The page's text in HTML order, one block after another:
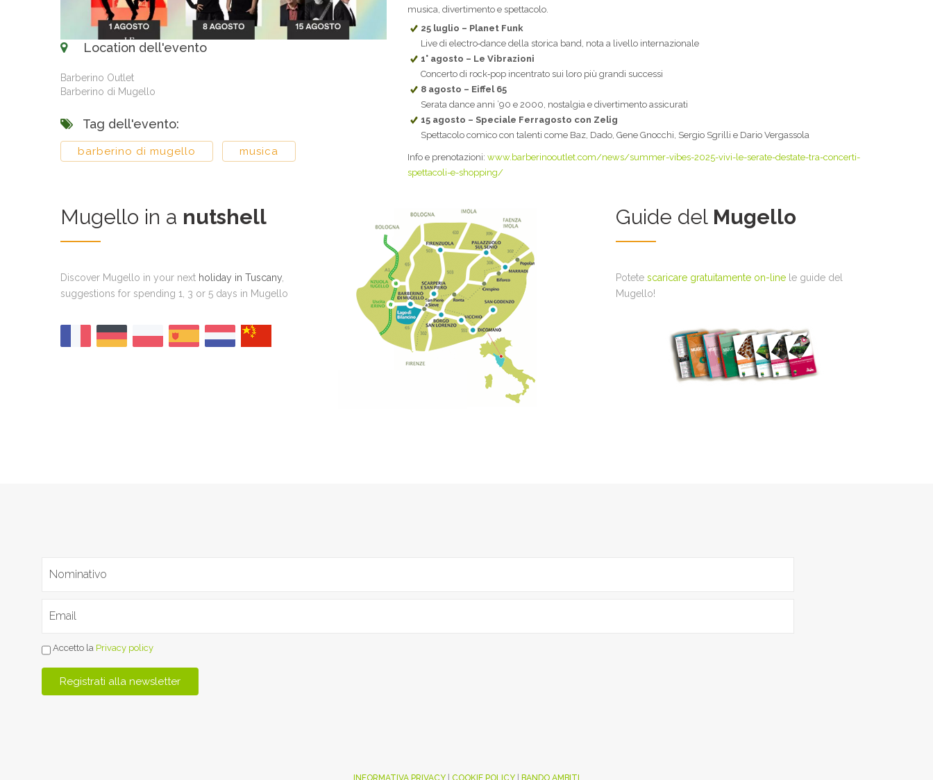
Location dell'evento
Barberino Outlet
Barberino di Mugello
Tag dell'evento:
barberino di mugello musica
musica, divertimento e spettacolo.
25 luglio – Planet Funk
Live di electro‑dance della storica band, nota a livello internazionale
1° agosto – Le Vibrazioni
Concerto di rock‑pop incentrato sui loro più grandi successi
8 agosto – Eiffel 65
Serata dance anni ’90 e 2000, nostalgia e divertimento assicurati
15 agosto – Speciale Ferragosto con Zelig
Spettacolo comico con talenti come Baz, Dado, Gene Gnocchi, Sergio Sgrilli e Dario Vergassola
Info e prenotazioni: www.barberinooutlet.com/news/summer-vibes-2025-vivi-le-serate-destate-tra-concerti-
spettacoli-e-shopping/
Mugello in a nutshell
Discover Mugello in your next holiday in Tuscany
suggestions for spending 1, 3 or 5 days in Mugello
Guide del Mugello
Potete scaricare gratuitamente on-line le guide del
Mugello!
Accetto la Privacy policy
INFORMATIVA PRIVACY COOKIE POLICY BANDO AMBITI